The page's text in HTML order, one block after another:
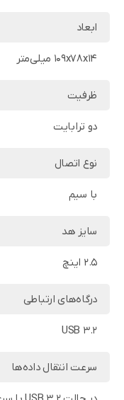
ابعاد
109x78x14 میلی‌متر
ظرفیت
دو ترابایت
نوع اتصال
با سیم
سایز هد
2.5 اینچ
درگاه‌های ارتباطی
USB 3.2
سرعت انتقال داده‌ها